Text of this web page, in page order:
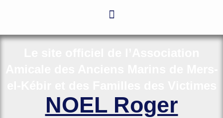
NOEL Roger